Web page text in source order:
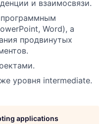
и взаимосвязи.
Word), а
продвинутых
уровня intermediate.
applications